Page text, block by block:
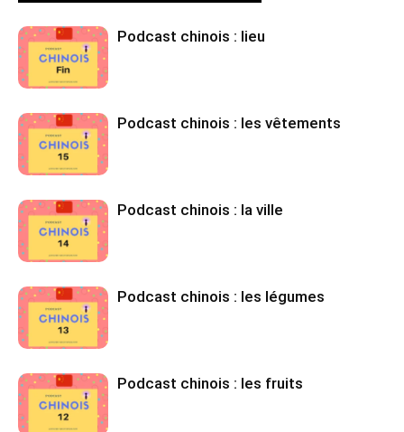
Podcast chinois : lieu
Podcast chinois : les vêtements
Podcast chinois : la ville
Podcast chinois : les légumes
Podcast chinois : les fruits